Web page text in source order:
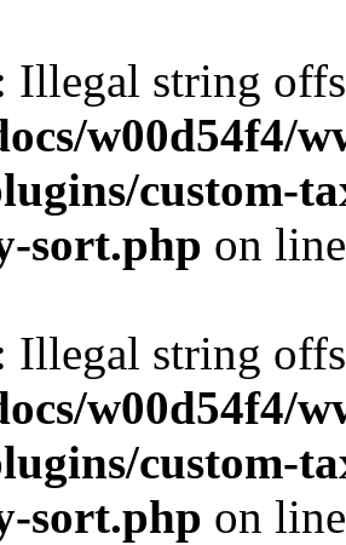
Illegal string
w00d54f4/
custom-
sort.php on
Illegal string
w00d54f4/
custom-
sort.php on